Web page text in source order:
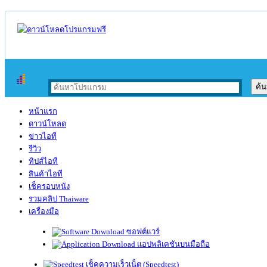
หน้าแรก
ดาวน์โหลด
ข่าวไอที
รีวิว
ทิปส์ไอที
สินค้าไอที
เช็ครอบหนัง
รวมคลิป Thaiware
เครื่องมือ
ซอฟต์แวร์
แอปพลิเคชันบนมือถือ
เช็คความเร็วเน็ต (Speedtest)